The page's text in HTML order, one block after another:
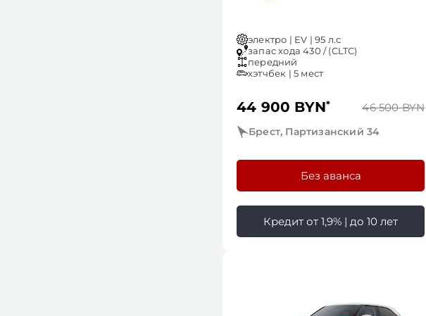
электро | EV | 95 л.с
запас хода 430 / (CLTC)
передний
хэтчбек | 5 мест
44 900 BYN* 46 500 BYN
Брест, Партизанский 34
Без аванса
Кредит от 1,9% | до 10 лет